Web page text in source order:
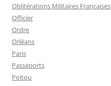
Oblitérations Militaires Françaises
Officier
Ordre
Orléans
Paris
Passeports
Poitou